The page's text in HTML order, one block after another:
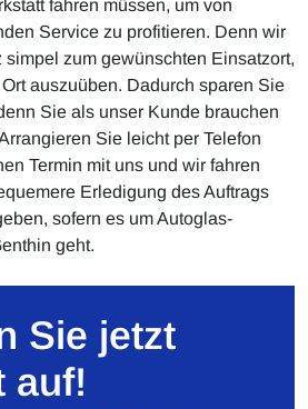
fahren müssen, um von
Service zu profitieren. Denn wir
zum gewünschten Einsatzort,
auszuüben. Dadurch sparen Sie
Sie als unser Kunde brauchen
Sie leicht per Telefon
Termin mit uns und wir fahren
Erledigung des Auftrags
sofern es um Autoglas-
geht.
Sie jetzt
auf!